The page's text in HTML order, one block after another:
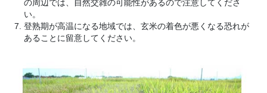
の周辺では、自然交雑の可能性があるので注意してくださ
い。
登熟期が高温になる地域では、玄米の着色が悪くなる恐れが
あることに留意してください。